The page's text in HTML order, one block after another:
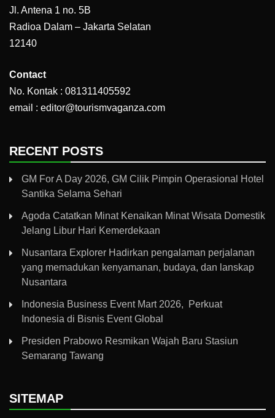
Jl. Antena 1 no. 5B
Radioa Dalam – Jakarta Selatan
12140
Contact
No. Kontak : 081311405592
email : editor@tourismvaganza.com
RECENT POSTS
GM For A Day 2026, GM Cilik Pimpin Operasional Hotel
Santika Selama Sehari
Agoda Catatkan Minat Kenaikan Minat Wisata Domestik
Jelang Libur Hari Kemerdekaan
Nusantara Explorer Hadirkan pengalaman perjalanan
yang memadukan kenyamanan, budaya, dan lanskap
Nusantara
Indonesia Business Event Mart 2026, Perkuat
Indonesia di Bisnis Event Global
Presiden Prabowo Resmikan Wajah Baru Stasiun
Semarang Tawang
SITEMAP